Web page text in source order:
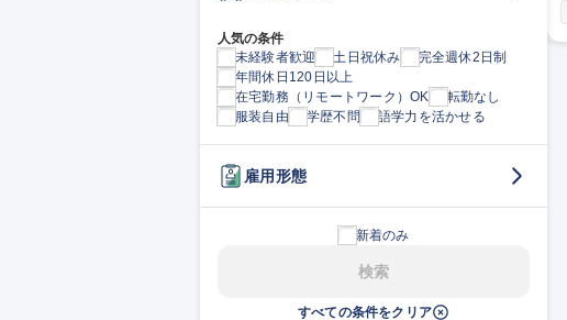
人気の条件
未経験者歓迎
土日祝休み
完全週休2日制
年間休日120日以上
在宅勤務（リモートワーク）OK
転勤なし
服装自由
学歴不問 語学力を活かせる
雇用形態
新着のみ
検索
すべての条件をクリア